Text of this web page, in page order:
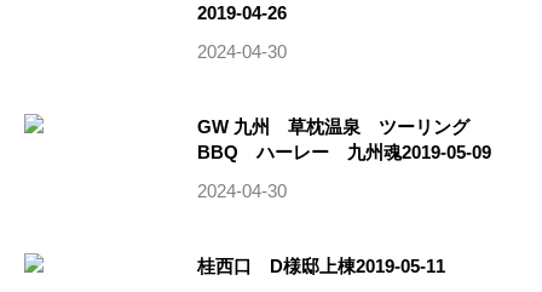
2019-04-26
2024-04-30
GW 九州 草枕温泉 ツーリング
BBQ ハーレー 九州魂2019-05-09
2024-04-30
桂西口 D様邸上棟2019-05-11